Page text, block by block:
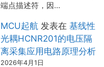
端点描述符，因…
MCU起航 发表在 基线性
光耦HCNR201的电压隔
离采集应用电路原理分析
2026年4月1日